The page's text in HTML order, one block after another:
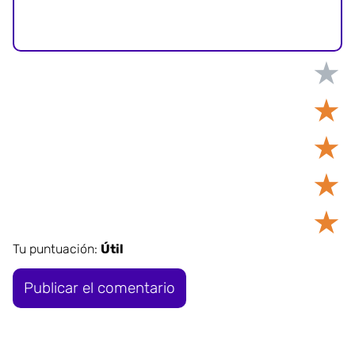
★
★
★
★
★
Tu puntuación: Útil